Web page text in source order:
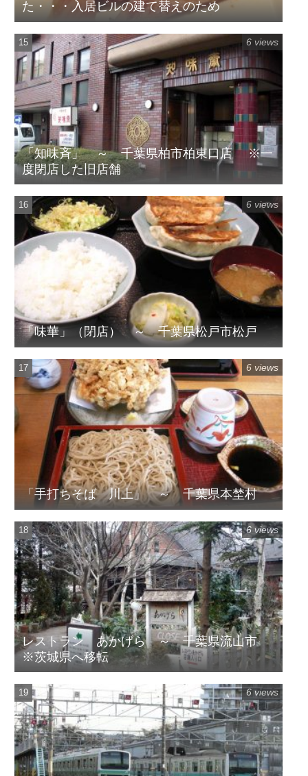
た・・・入居ビルの建て替えのため
「知味斉」 ～ 千葉県柏市柏東口店 ※一
度閉店した旧店舗
6 views
「味華」（閉店） ～ 千葉県松戸市松戸
6 views
「手打ちそば 川上」 ～ 千葉県本埜村
6 views
レストラン あかげら ～ 千葉県流山市
※茨城県へ移転
6 views
6 views